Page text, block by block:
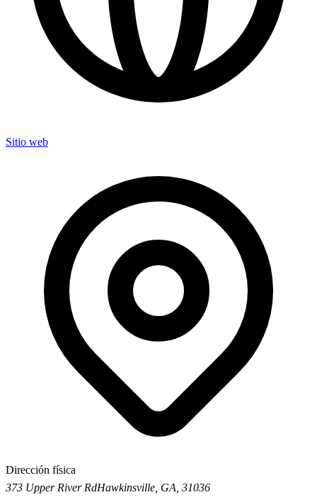
Sitio web
Dirección física
373 Upper River RdHawkinsville, GA, 31036